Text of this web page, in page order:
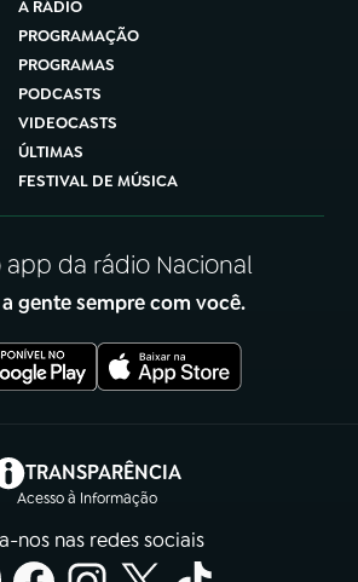
A RÁDIO
PROGRAMAÇÃO
PROGRAMAS
PODCASTS
VIDEOCASTS
ÚLTIMAS
FESTIVAL DE MÚSICA
app da rádio Nacional
gente sempre com você.
TRANSPARÊNCIA
Acesso à Informação
(abre em nova aba)
nos nas redes sociais